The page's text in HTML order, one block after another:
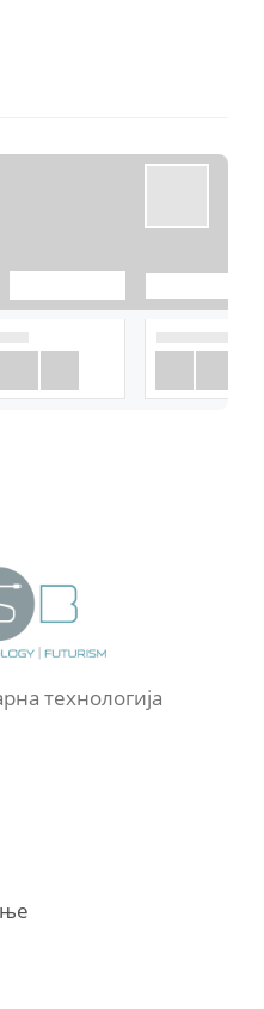
технологија